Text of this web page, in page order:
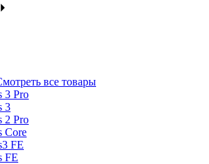
все товары
3 Pro
3
2 Pro
Core
FE
FE